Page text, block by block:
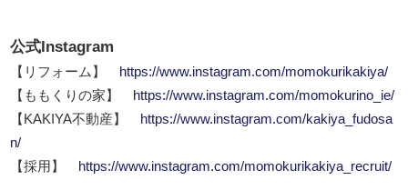
公式Instagram
【リフォーム】
https://www.instagram.com/momokurikakiya/
【ももくりの家】
https://www.instagram.com/momokurino_ie/
【KAKIYA不動産】
https://www.instagram.com/kakiya_fudosa
n/
【採用】
https://www.instagram.com/momokurikakiya_recruit/